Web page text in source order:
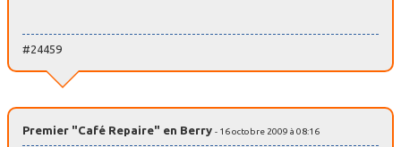
#24459
Premier "Café Repaire" en Berry - 16 octobre 2009 à 08:16